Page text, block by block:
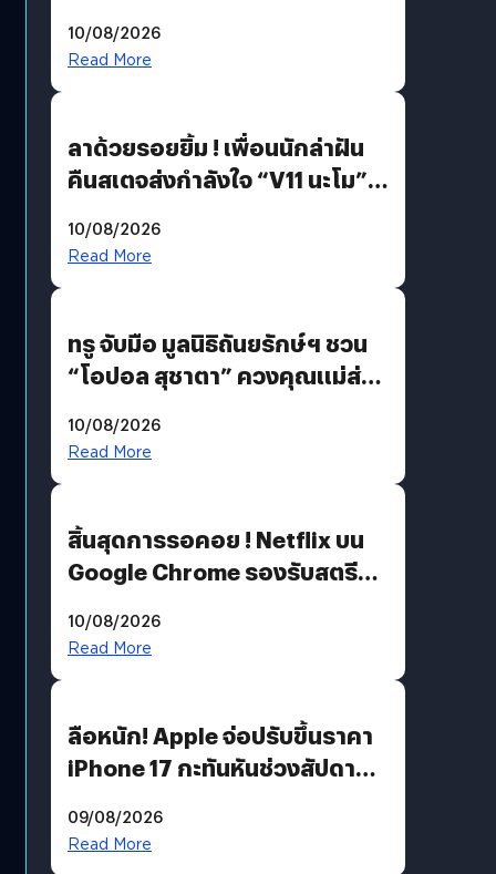
10/08/2026
Read More
ลาด้วยรอยยิ้ม ! เพื่อนนักล่าฝัน
คืนสเตจส่งกำลังใจ “V11 นะโม”
รักแน่นฮอลล์
10/08/2026
Read More
ทรู จับมือ มูลนิธิถันยรักษ์ฯ ชวน
“โอปอล สุชาตา” ควงคุณแม่ส่ง
เติมเต็มความหมายวันแม่ปีนี้
10/08/2026
Read More
สิ้นสุดการรอคอย ! Netflix บน
Google Chrome รองรับสตรีม
เงื่อนไขที่กำหนด
10/08/2026
Read More
ลือหนัก! Apple จ่อปรับขึ้นราคา
iPhone 17 กะทันหันช่วงสัปดาห์ที่
09/08/2026
Read More